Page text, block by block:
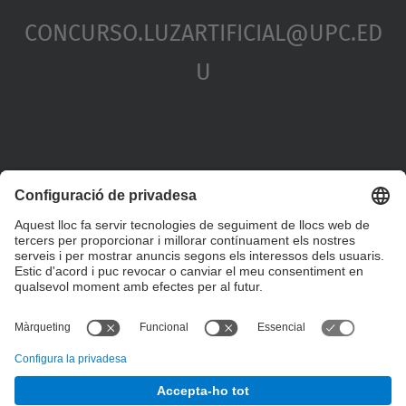
Concurso.luzartificial@upc.ed
U
Formulari de contacte
Departament de Tecnologia de l'Arquitectura